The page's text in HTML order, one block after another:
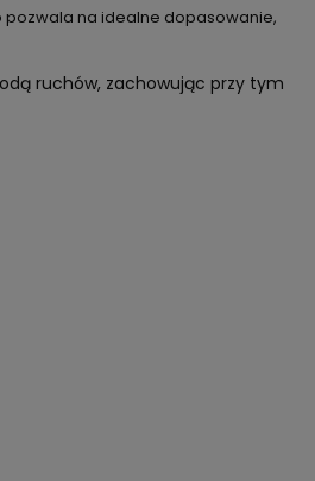
pozwala na idealne dopasowanie,
ruchów, zachowując przy tym